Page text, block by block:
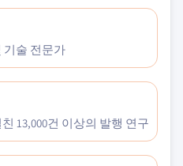
기술 전문가
13,000건 이상의 발행 연구